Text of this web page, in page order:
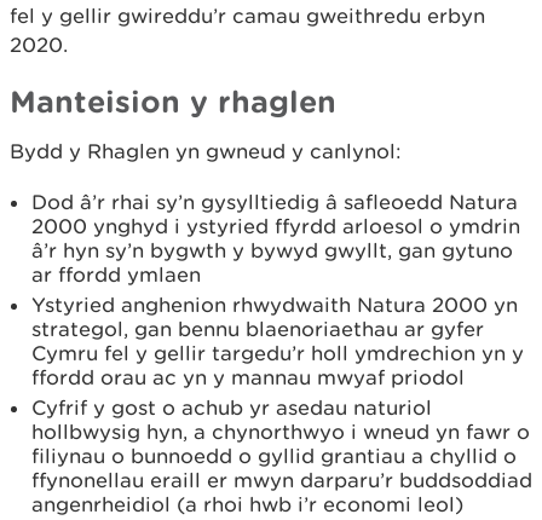
fel y gellir gwireddu’r camau gweithredu erbyn
2020.
Manteision y rhaglen
Bydd y Rhaglen yn gwneud y canlynol:
Dod â’r rhai sy’n gysylltiedig â safleoedd Natura
2000 ynghyd i ystyried ffyrdd arloesol o ymdrin
â’r hyn sy’n bygwth y bywyd gwyllt, gan gytuno
ar ffordd ymlaen
Ystyried anghenion rhwydwaith Natura 2000 yn
strategol, gan bennu blaenoriaethau ar gyfer
Cymru fel y gellir targedu’r holl ymdrechion yn y
ffordd orau ac yn y mannau mwyaf priodol
Cyfrif y gost o achub yr asedau naturiol
hollbwysig hyn, a chynorthwyo i wneud yn fawr o
filiynau o bunnoedd o gyllid grantiau a chyllid o
ffynonellau eraill er mwyn darparu’r buddsoddiad
angenrheidiol (a rhoi hwb i’r economi leol)